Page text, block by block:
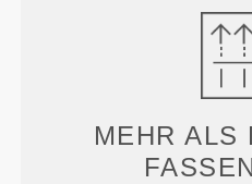
MEHR ALS